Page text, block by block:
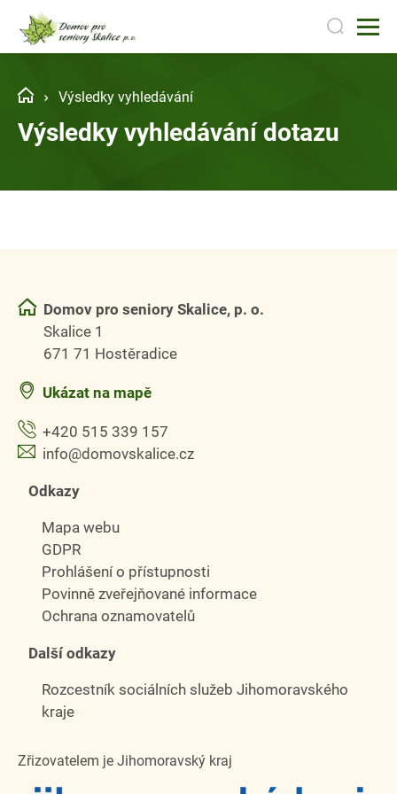
Výsledky vyhledávání
Výsledky vyhledávání dotazu
Domov pro seniory Skalice, p. o.
Skalice 1
671 71 Hostěradice
Ukázat na mapě
+420 515 339 157
info@domovskalice.cz
Odkazy
Mapa webu
GDPR
Prohlášení o přístupnosti
Povinně zveřejňované informace
Ochrana oznamovatelů
Další odkazy
Rozcestník sociálních služeb Jihomoravského
kraje
Zřizovatelem je Jihomoravský kraj